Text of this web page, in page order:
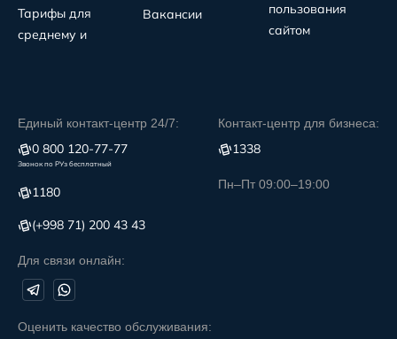
Тарифы для
среднему и
Вакансии
пользования
сайтом
Единый контакт-центр 24/7:
0 800 120-77-77
Звонок по РУз бесплатный
1180
(+998 71) 200 43 43
Для связи онлайн:
Контакт-центр для бизнеса:
1338
Пн–Пт 09:00–19:00
Оценить качество обслуживания: